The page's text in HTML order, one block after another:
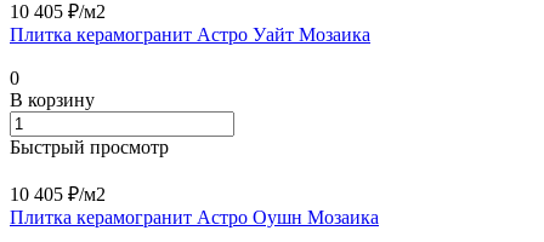
10 405 ₽/м2
Плитка керамогранит Астро Уайт Мозаика
0
В корзину
Быстрый просмотр
10 405 ₽/м2
Плитка керамогранит Астро Оушн Мозаика